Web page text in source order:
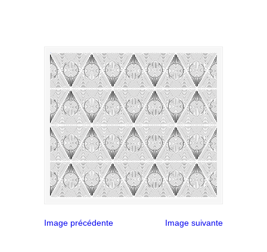
Image précédente Image suivante